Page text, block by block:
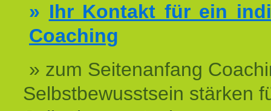
» Ihr Kontakt für ein
Coaching
» zum Seitenanfang
Selbstbewusstsein stärken